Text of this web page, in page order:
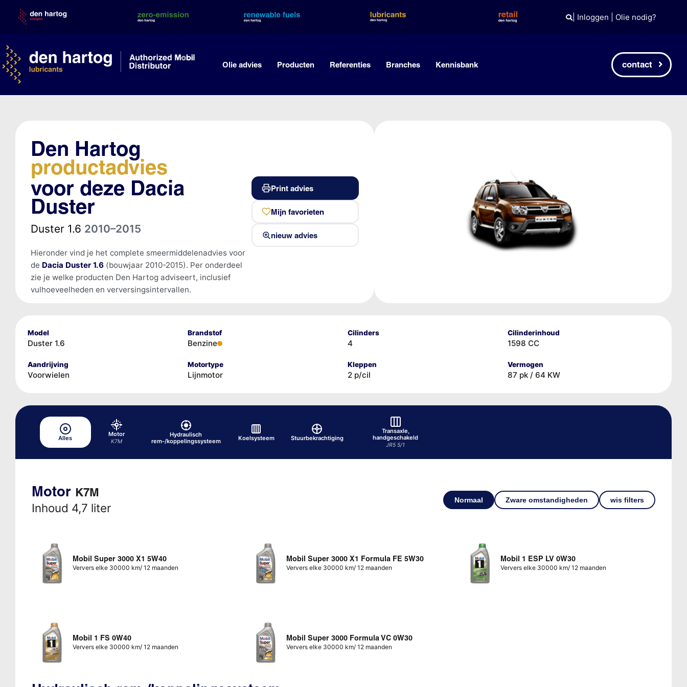
content
| Inloggen Olie nodig?
Olie advies Producten Referenties Branches Kennisbank contact
Den Hartog
productadvies
voor deze Dacia
Duster
Duster 1.6 2010–2015
Hieronder vind je het complete smeermiddelenadvies voor
de Dacia Duster 1.6(bouwjaar 2010-2015). Per onderdeel
zie je welke producten Den Hartog adviseert, inclusief
vulhoeveelheden en verversingsintervallen.
Print advies
Mijn favorieten
nieuw advies
Model
Duster 1.6
Brandstof
Benzine
Cilinders
4
Cilinderinhoud
1598 CC
Aandrijving
Voorwielen
Motortype
Lijnmotor
Kleppen
2 p/cil
Vermogen
87 pk / 64 KW
Alles
Motor
K7M
Hydraulisch
rem-/koppelingssysteem
Koelsysteem Stuurbekrachtiging
Transaxle,
handgeschakeld
JR5 5/1
Motor K7M
Inhoud 4,7 liter
Normaal Zware omstandigheden wis filters
Mobil Super 3000 X1 5W40
Ververs elke 30000 km/ 12 maanden
Mobil Super 3000 X1 Formula FE 5W30
Ververs elke 30000 km/ 12 maanden
Mobil 1 ESP LV 0W30
Ververs elke 30000 km/ 12 maanden
Mobil 1 FS 0W40
Ververs elke 30000 km/ 12 maanden
Mobil Super 3000 Formula VC 0W30
Ververs elke 30000 km/ 12 maanden